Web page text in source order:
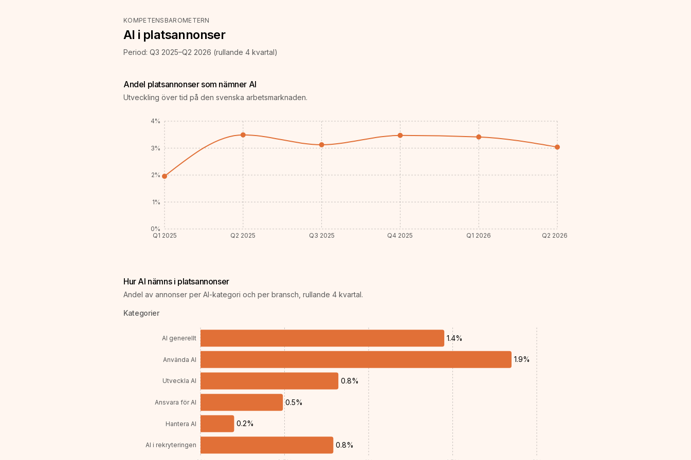
KOMPETENSBAROMETERN
AI i platsannonser
Period: Q3 2025–Q2 2026 (rullande 4 kvartal)
Andel platsannonser som nämner AI
Utveckling över tid på den svenska arbetsmarknaden.
Q1 2025 Q2 2025 Q3 2025 Q4 2025 Q1 2026 Q2 2026
0%
1%
2%
3%
4%
Hur AI nämns i platsannonser
Andel av annonser per AI-kategori och per bransch, rullande 4 kvartal.
Kategorier
AI generellt
Använda AI
Utveckla AI
Ansvara för AI
Hantera AI
AI i rekryteringen
1.4%
1.9%
0.8%
0.5%
0.2%
0.8%